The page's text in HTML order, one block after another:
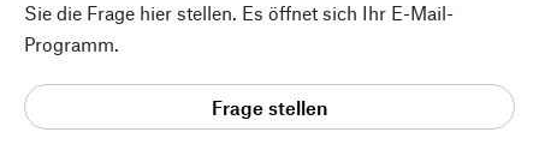
Sie die Frage hier stellen. Es öffnet sich Ihr E-Mail-
Programm.
Frage stellen